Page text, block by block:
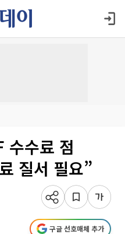
수수료 점
질서 필요”
구글 선호매체 추가